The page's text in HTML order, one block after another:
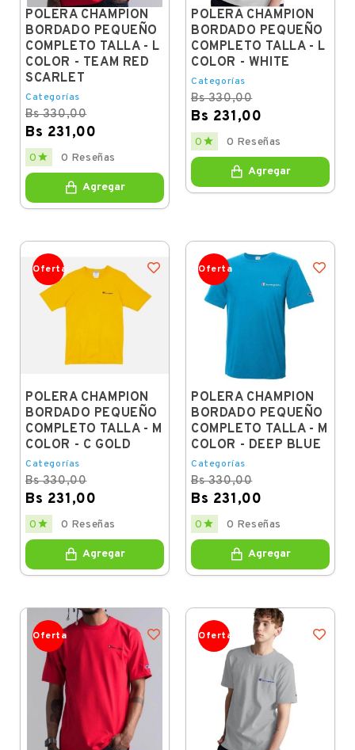
POLERA CHAMPION
BORDADO PEQUEÑO
COMPLETO TALLA - L
COLOR - TEAM RED
SCARLET
Categorías
Bs 330,00
Bs 231,00
Regular
price
Price
0  0 Reseñas
Agregar
POLERA CHAMPION
BORDADO PEQUEÑO
COMPLETO TALLA - L
COLOR - WHITE
Categorías
Bs 330,00
Bs 231,00
Regular
price
Price
0  0 Reseñas
Agregar
Oferta
POLERA CHAMPION
BORDADO PEQUEÑO
COMPLETO TALLA - M
COLOR - C GOLD
Categorías
Bs 330,00
Bs 231,00
Regular
price
Price
0  0 Reseñas
Agregar
Oferta
POLERA CHAMPION
BORDADO PEQUEÑO
COMPLETO TALLA - M
COLOR - DEEP BLUE
Categorías
Bs 330,00
Bs 231,00
Regular
price
Price
0  0 Reseñas
Agregar
Oferta Oferta